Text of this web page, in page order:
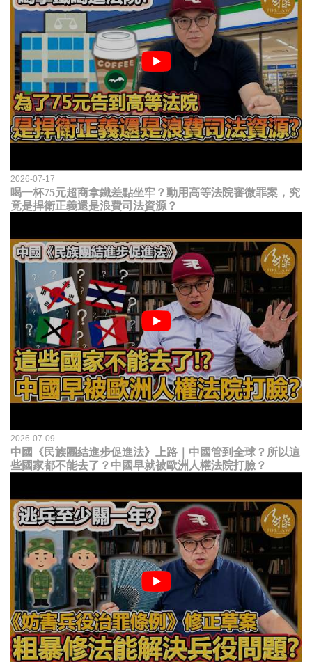
2026-07-17
喝一杯75元超商拿鐵差點坐牢？動用高等法院審微罪案，究
竟是捍衛正義還是浪費司法資源？
2026-07-09
中國《民族團結進步促進法》上路｜中國管到全球？所以這
些國家都不能去了？中國早就被歐洲人權法院打臉？